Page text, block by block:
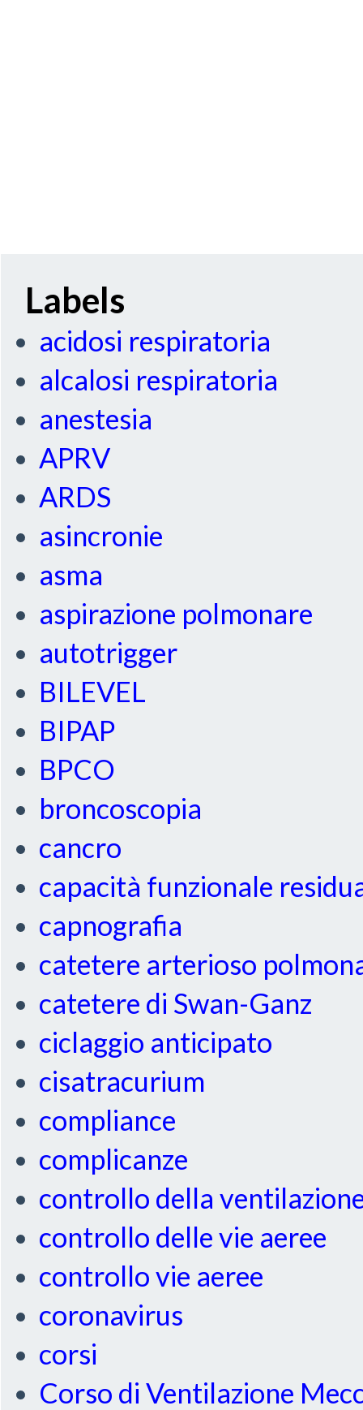
Labels
acidosi respiratoria
alcalosi respiratoria
anestesia
APRV
ARDS
asincronie
asma
aspirazione polmonare
autotrigger
BILEVEL
BIPAP
BPCO
broncoscopia
cancro
capacità funzionale
capnografia
catetere arterioso
catetere di Swan-Ganz
ciclaggio anticipato
cisatracurium
compliance
complicanze
controllo della
controllo delle vie aeree
controllo vie aeree
coronavirus
corsi
Corso di Ventilazione